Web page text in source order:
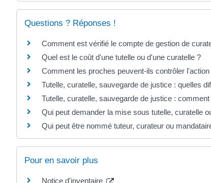
Questions ? Réponses !
Comment est vérifié le compte de gestion de
Quel est le coût d'une tutelle ou d'une curatelle ?
Comment les proches peuvent-ils contrôler
Tutelle, curatelle, sauvegarde de justice : quelles
Tutelle, curatelle, sauvegarde de justice :
Qui peut demander la mise sous tutelle, curatelle
Qui peut être nommé tuteur, curateur ou
Pour en savoir plus
Notice d'inventaire